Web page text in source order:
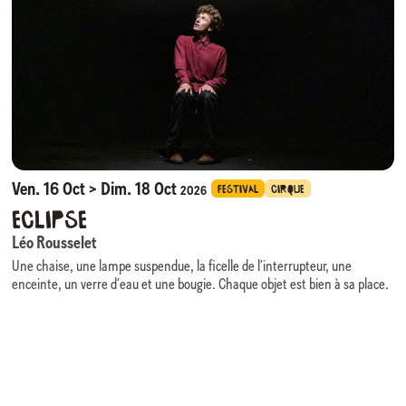
La scénographie, évocatrice d’une grandeur passée figée, devient un
personnage à part entière : elle enferme, impose, mais laisse apparaître
des interstices de liberté. Huit individus que tout sépare y forment une
communauté fragile mais réelle.
questionne les excès du monde tout en rappelant que
l’empathie, à l’heure de la productivité infinie, demeure notre ressource
la plus rare et la plus humaine.
Ven. 16 Oct > Dim. 18 Oct2026 FESTIVAL CIRQUE
Eclipse
Léo Rousselet
Une chaise, une lampe suspendue, la ficelle de l’interrupteur, une
enceinte, un verre d’eau et une bougie. Chaque objet est bien à sa place.